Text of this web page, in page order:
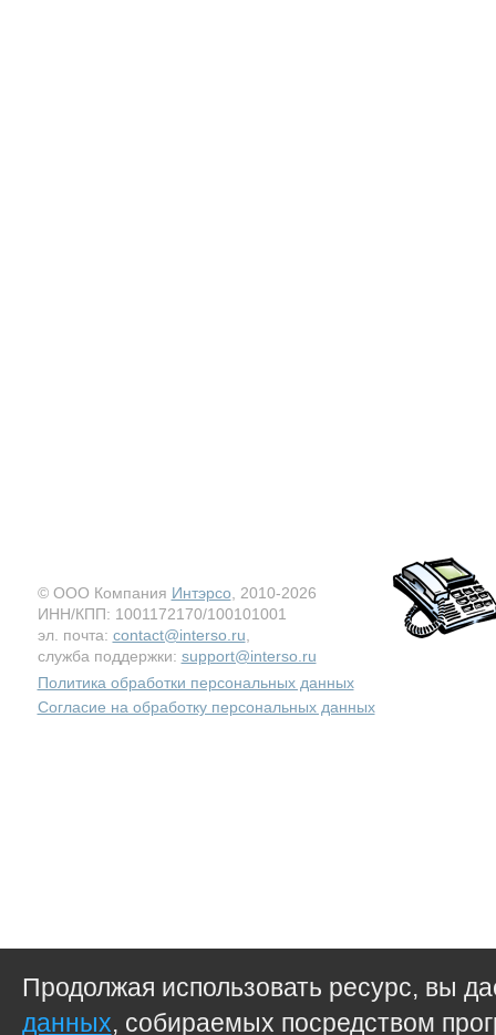
© ООО Компания Интэрсо , 2010-2026
ИНН/КПП: 1001172170/100101001
эл. почта: contact@interso.ru
служба поддержки: support@interso.ru
Политика обработки персональных данных
Согласие на обработку персональных данных
Продолжая использовать ресурс, вы
данных, собираемых посредством